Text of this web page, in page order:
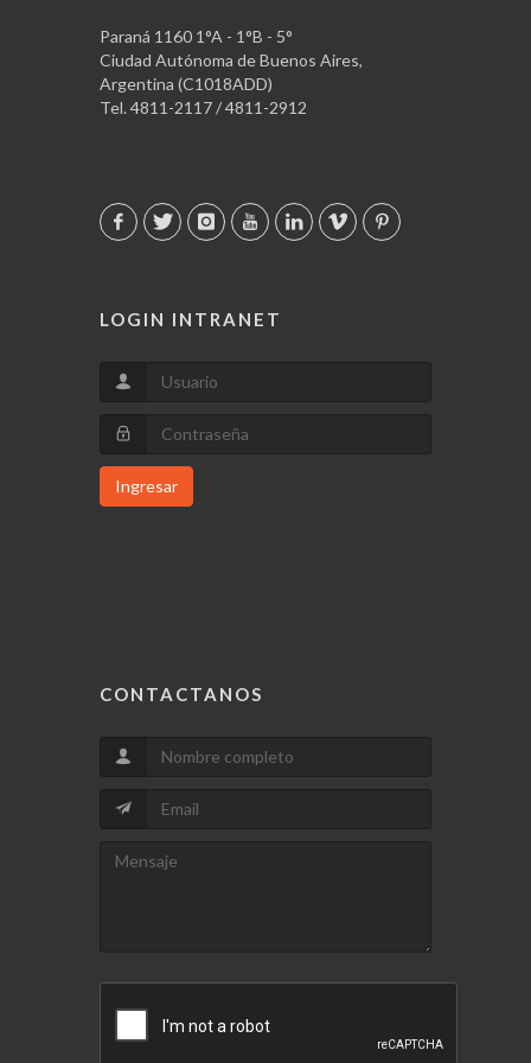
Paraná 1160 1°A - 1°B - 5°
Ciudad Autónoma de Buenos Aires,
Argentina (C1018ADD)
Tel. 4811-2117 / 4811-2912
LOGIN INTRANET
Ingresar
CONTACTANOS